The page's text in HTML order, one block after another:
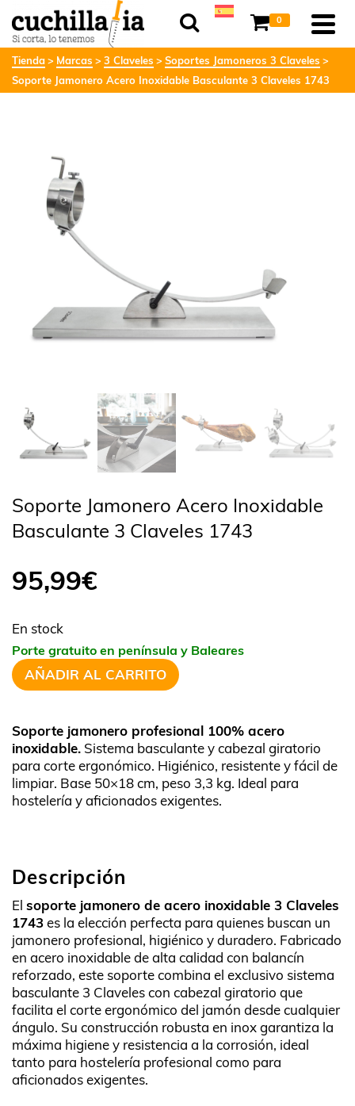
0
Tienda Marcas 3 Claveles
Soportes Jamoneros 3 Claveles
Soporte Jamonero Acero Inoxidable Basculante 3 Claveles 1743
Soporte Jamonero Acero Inoxidable
Basculante 3 Claveles 1743
95,99€
En stock
Porte gratuito en península y Baleares
AÑADIR AL CARRITO
Soporte jamonero profesional 100% acero
inoxidable. Sistema basculante y cabezal giratorio
para corte ergonómico. Higiénico, resistente y fácil de
limpiar. Base 50×18 cm, peso 3,3 kg. Ideal para
hostelería y aficionados exigentes.
Descripción
El soporte jamonero de acero inoxidable 3 Claveles
1743es la elección perfecta para quienes buscan un
jamonero profesional, higiénico y duradero. Fabricado
en acero inoxidable de alta calidad con balancín
reforzado, este soporte combina el exclusivo sistema
basculante 3 Claveles con cabezal giratorio que
facilita el corte ergonómico del jamón desde cualquier
ángulo. Su construcción robusta en inox garantiza la
máxima higiene y resistencia a la corrosión, ideal
tanto para hostelería profesional como para
aficionados exigentes.